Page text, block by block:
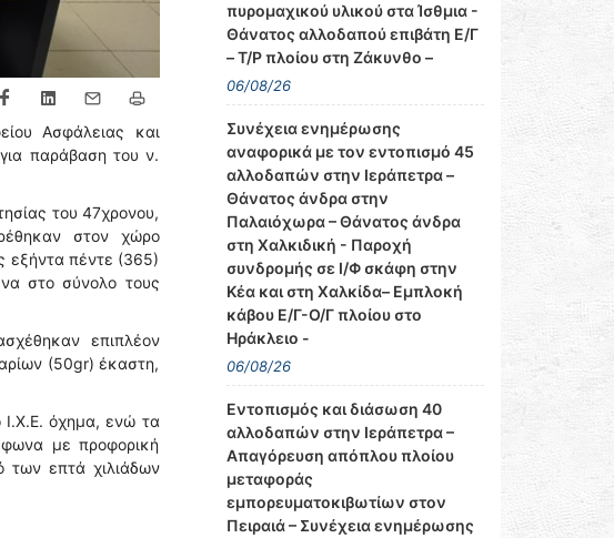
Ασφάλειας και
παράβαση του ν.
του 47χρονου,
στον χώρο
εξήντα πέντε (365)
στο σύνολο τους
επιπλέον
(50gr) έκαστη,
Ι.Χ.Ε. όχημα, ενώ τα
με προφορική
επτά χιλιάδων
πυρομαχικού υλικού στα Ίσθμια -
Θάνατος αλλοδαπού επιβάτη Ε/Γ
– Τ/Ρ πλοίου στη Ζάκυνθο –
06/08/26
Συνέχεια ενημέρωσης
αναφορικά με τον εντοπισμό 45
αλλοδαπών στην Ιεράπετρα –
Θάνατος άνδρα στην
Παλαιόχωρα – Θάνατος άνδρα
στη Χαλκιδική - Παροχή
συνδρομής σε Ι/Φ σκάφη στην
Κέα και στη Χαλκίδα– Εμπλοκή
κάβου Ε/Γ-Ο/Γ πλοίου στο
Ηράκλειο -
06/08/26
Εντοπισμός και διάσωση 40
αλλοδαπών στην Ιεράπετρα –
Απαγόρευση απόπλου πλοίου
μεταφοράς
εμπορευματοκιβωτίων στον
Πειραιά – Συνέχεια ενημέρωσης